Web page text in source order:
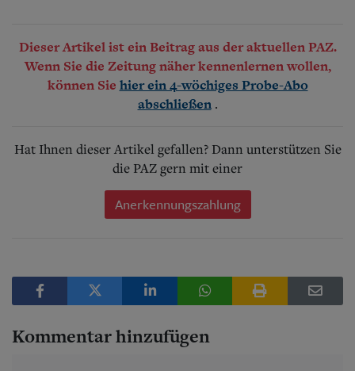
Dieser Artikel ist ein Beitrag aus der aktuellen PAZ.
Wenn Sie die Zeitung näher kennenlernen wollen,
können Sie hier ein 4-wöchiges Probe-Abo
abschließen .
Hat Ihnen dieser Artikel gefallen? Dann unterstützen Sie
die PAZ gern mit einer
Anerkennungszahlung
Kommentar hinzufügen